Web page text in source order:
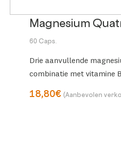
Magnesium
60 Caps.
Drie aanvullende
combinatie met vitamine
18,80€ (Aanbevolen